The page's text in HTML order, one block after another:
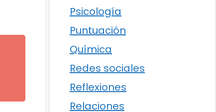
Psicología
Puntuación
Química
Redes sociales
Reflexiones
Relaciones